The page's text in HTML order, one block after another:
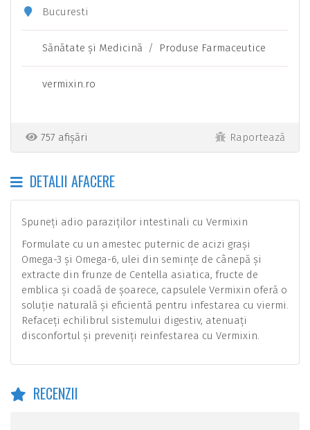
Bucuresti
Sănătate şi Medicină / Produse Farmaceutice
vermixin.ro
757 afișări Raportează
DETALII AFACERE
Spuneți adio paraziților intestinali cu Vermixin
Formulate cu un amestec puternic de acizi grași
Omega-3 și Omega-6, ulei din semințe de cânepă și
extracte din frunze de Centella asiatica, fructe de
emblica și coadă de șoarece, capsulele Vermixin oferă o
soluție naturală și eficientă pentru infestarea cu viermi.
Refaceți echilibrul sistemului digestiv, atenuați
disconfortul și preveniți reinfestarea cu Vermixin.
RECENZII